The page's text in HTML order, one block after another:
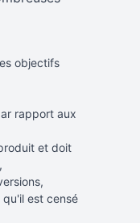
objectifs
rapport aux
et doit
est censé